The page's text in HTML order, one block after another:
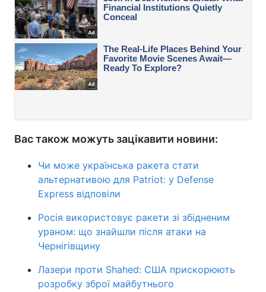
Вас також можуть зацікавити новини:
Чи може українська ракета стати
альтернативою для Patriot: у Defense
Express відповіли
Росія використовує ракети зі збідненим
ураном: що знайшли після атаки на
Чернігівщину
Лазери проти Shahed: США прискорюють
розробку зброї майбутнього